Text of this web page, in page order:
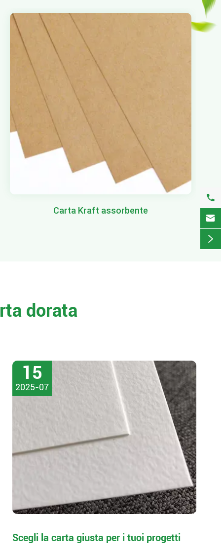
Carta Kraft assorbente
dorata
15
2025-07
Scegli la carta giusta per i tuoi progetti


